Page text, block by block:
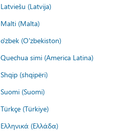
Latviešu (Latvija)
Malti (Malta)
o'zbek (O'zbekiston)
Quechua simi (America Latina)
Shqip (shqipëri)
Suomi (Suomi)
Türkçe (Türkiye)
Ελληνικά (Ελλάδα)